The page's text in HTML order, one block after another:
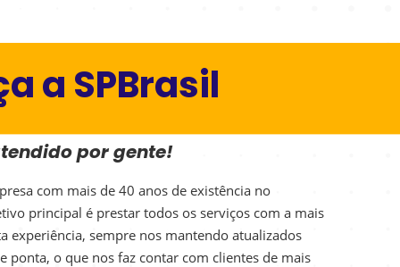
a SPBrasil
por gente!
com mais de 40 anos de existência no
principal é prestar todos os serviços com a mais
experiência, sempre nos mantendo atualizados
ponta, o que nos faz contar com clientes de mais